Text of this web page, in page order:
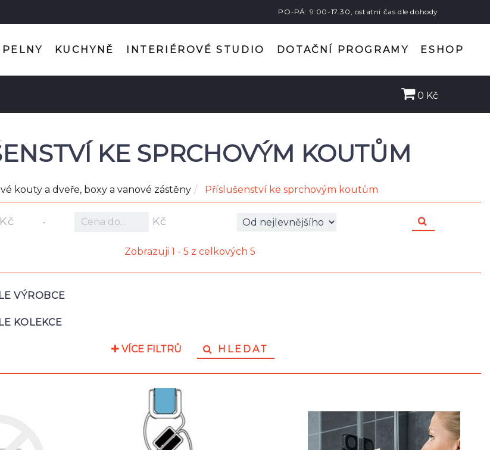
PO-PÁ: 9:00-17:30, ostatní čas dle dohody
KUCHYNĚ INTERIÉROVÉ STUDIO DOTAČNÍ PROGRAMY ESHOP
0 Kč
KE SPRCHOVÝM KOUTŮM
kouty a dveře, boxy a vanové zástěny Příslušenství ke sprchovým koutům
Kč - Kč
Zobrazuji 1 - 5 z celkových 5
VÝROBCE
KOLEKCE
VÍCE FILTRŮ HLEDAT